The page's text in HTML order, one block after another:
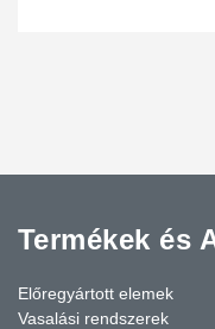
Termékek és
Előregyártott elemek
Vasalási rendszerek